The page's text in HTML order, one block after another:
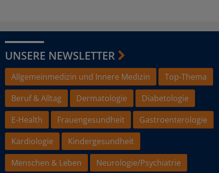
UNSERE NEWSLETTER
Allgemeinmedizin und Innere Medizin
Top-Thema
Beruf & Alltag
Dermatologie
Diabetologie
E-Health
Frauengesundheit
Gastroenterologie
Kardiologie
Kindergesundheit
Menschen & Leben
Neurologie/Psychiatrie